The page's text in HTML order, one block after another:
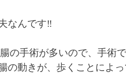
なんです‼︎
の手術が多いので、手術
の動きが、歩くことによ